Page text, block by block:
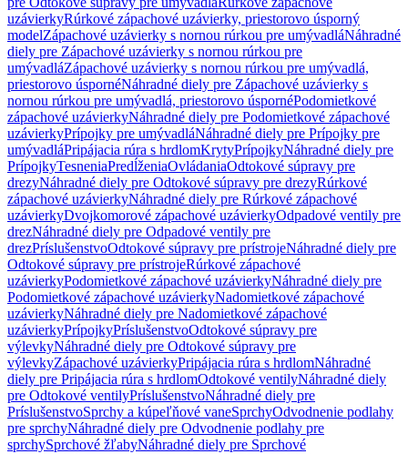
uzávierkyRúrkové zápachové uzávierky, priestorovo úsporný
modelZápachové uzávierky s nornou rúrkou pre umývadláNáhradné
diely pre Zápachové uzávierky s nornou rúrkou pre
umývadláZápachové uzávierky s nornou rúrkou pre umývadlá,
priestorovo úspornéNáhradné diely pre Zápachové uzávierky s
nornou rúrkou pre umývadlá, priestorovo úspornéPodomietkové
zápachové uzávierkyNáhradné diely pre Podomietkové zápachové
uzávierkyPrípojky pre umývadláNáhradné diely pre Prípojky pre
umývadláPripájacia rúra s hrdlomKrytyPrípojkyNáhradné diely pre
PrípojkyTesneniaPredĺženiaOvládaniaOdtokové súpravy pre
drezyNáhradné diely pre Odtokové súpravy pre drezyRúrkové
zápachové uzávierkyNáhradné diely pre Rúrkové zápachové
uzávierkyDvojkomorové zápachové uzávierkyOdpadové ventily pre
drezNáhradné diely pre Odpadové ventily pre
drezPríslušenstvoOdtokové súpravy pre prístrojeNáhradné diely pre
Odtokové súpravy pre prístrojeRúrkové zápachové
uzávierkyPodomietkové zápachové uzávierkyNáhradné diely pre
Podomietkové zápachové uzávierkyNadomietkové zápachové
uzávierkyNáhradné diely pre Nadomietkové zápachové
uzávierkyPrípojkyPríslušenstvoOdtokové súpravy pre
výlevkyNáhradné diely pre Odtokové súpravy pre
výlevkyZápachové uzávierkyPripájacia rúra s hrdlomNáhradné
diely pre Pripájacia rúra s hrdlomOdtokové ventilyNáhradné diely
pre Odtokové ventilyPríslušenstvoNáhradné diely pre
PríslušenstvoSprchy a kúpeľňové vaneSprchyOdvodnenie podlahy
pre sprchyNáhradné diely pre Odvodnenie podlahy pre
sprchySprchové žľabyNáhradné diely pre Sprchové